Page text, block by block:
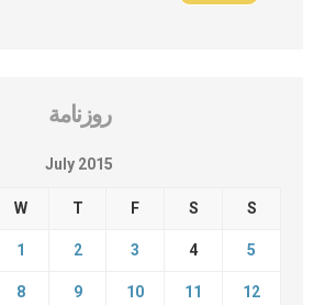
روزنامة
July 2015
W T F S S
1 2 3 4 5
8 9 10 11 12